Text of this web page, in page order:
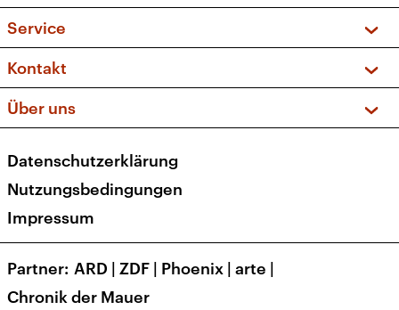
Sendungen und Podcasts
Musikliste
Kakadu – Das Kinderprogramm
Frequenzen (UKW + DAB+)
Service
FAQ
Apps
Newsletter
Kontakt
Social Media
Über uns
Presse
Karriere
Transparenz
Datenschutzerklärung
Nutzungsbedingungen
Impressum
Partner ARD | ZDF | Phoenix | arte |
Chronik der Mauer